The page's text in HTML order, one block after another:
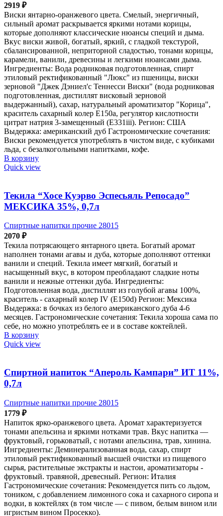
2919 ₽
Виски янтарно-оранжевого цвета. Смелый, энергичный,
сильный аромат раскрывается яркими нотами корицы,
которые дополняют классические нюансы специй и дыма.
Вкус виски живой, богатый, яркий, с гладкой текстурой,
сбалансированной, неприторной сладостью, тонами корицы,
карамели, ванили, древесины и легкими нюансами дыма.
Ингредиенты: Вода родниковая подготовленная, спирт
этиловый ректификованный "Люкс" из пшеницы, виски
зерновой "Джек Дэниел'с Теннесси Виски" (вода родниковая
подготовленная, дистиллят висковый зерновой
выдержанный), сахар, натуральный ароматизатор "Корица",
краситель сахарный колер Е150а, регулятор кислотности
цитрат натрия 3-замещенный (Е331iii). Регион: США
Выдержка: американский дуб Гастрономические сочетания:
Виски рекомендуется употреблять в чистом виде, с кубиками
льда, с безалкогольными напитками, кофе.
В корзину
Quick view
Текила “Хосе Куэрво Эспесьяль Репосадо”
МЕКСИКА 35%, 0,7л
Спиртные напитки прочие 28015
2070 ₽
Текила потрясающего янтарного цвета. Богатый аромат
наполнен тонами агавы и дуба, которые дополняют оттенки
ванили и специй. Текила имеет мягкий, богатый и
насыщенный вкус, в котором преобладают сладкие ноты
ванили и нежные оттенки дуба. Ингредиенты:
Подготовленная вода, дистиллят из голубой агавы 100%,
краситель - сахарный колер IV (E150d) Регион: Мексика
Выдержка: в бочках из белого американского дуба 4-6
месяцев. Гастрономические сочетания: Текила хороша сама по
себе, но можно употреблять ее и в составе коктейлей.
В корзину
Quick view
Спиртной напиток “Апероль Кампари” ИТ 11%,
0,7л
Спиртные напитки прочие 28015
1779 ₽
Напиток ярко-оранжевого цвета. Аромат характеризуется
тонами апельсина и яркими нотками трав. Вкус напитка —
фруктовый, горьковатый, с нотами апельсина, трав, хинина.
Ингредиенты: Деминерализованная вода, сахар, спирт
этиловый ректификованный высшей очистки из пищевого
сырья, растительные экстракты и настои, ароматизаторы -
фруктовый. травяной, древесный. Регион: Италия
Гастрономические сочетания: Рекомендуется пить со льдом,
тоником, с добавлением лимонного сока и сахарного сиропа и
водки, в коктейлях (в том числе — с пивом, белым вином или
игристым вином Просекко).